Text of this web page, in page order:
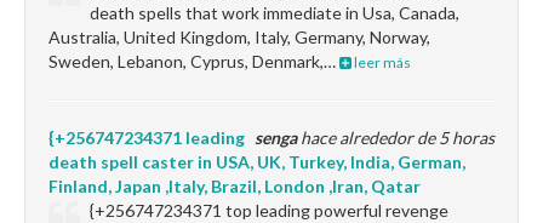
death spells that work immediate in Usa, Canada,
Australia, United Kingdom, Italy, Germany, Norway,
Sweden, Lebanon, Cyprus, Denmark,…
leer más
sengahace alrededor de 5 horas
{+256747234371 leading
death spell caster in USA, UK, Turkey, India, German,
Finland, Japan ,Italy, Brazil, London ,Iran, Qatar
{+256747234371 top leading powerful revenge